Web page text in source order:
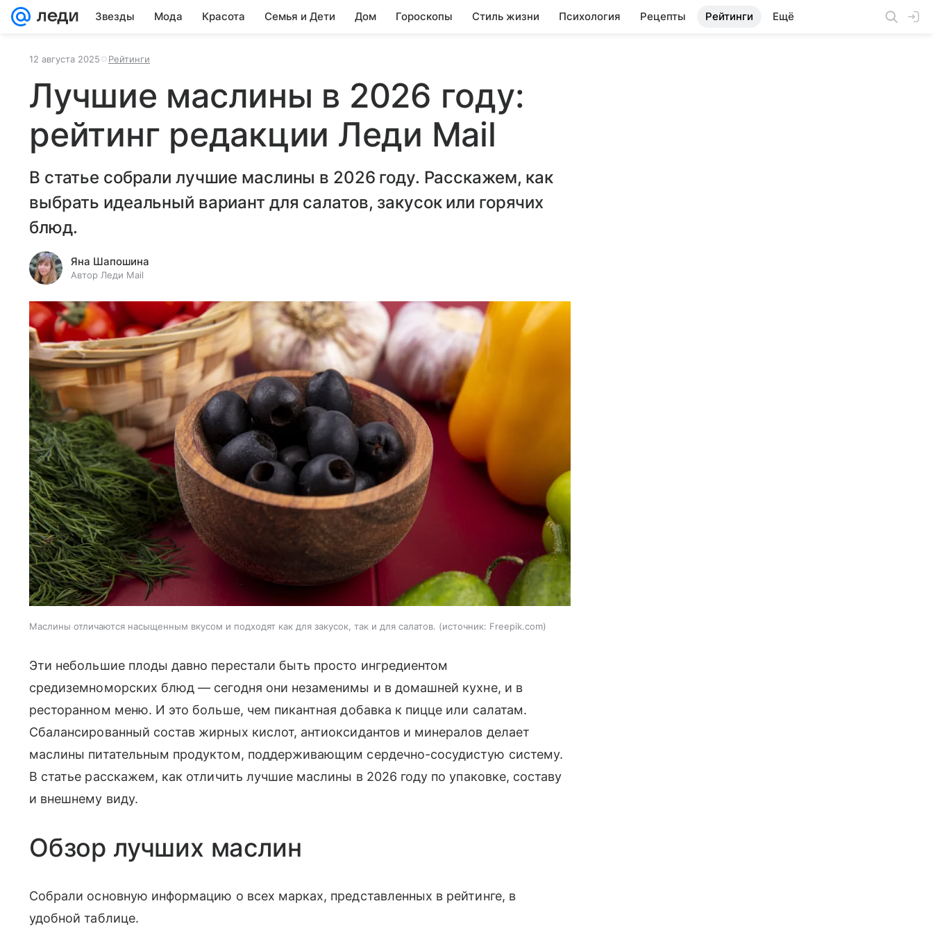
Звезды Мода Красота Семья и Дети Дом Гороскопы Стиль жизни Психология Рецепты Рейтинги Ещё
12 августа 2025 Рейтинги
Лучшие маслины в 2026 году:
рейтинг редакции Леди Mail
В статье собрали лучшие маслины в 2026 году. Расскажем, как
выбрать идеальный вариант для салатов, закусок или горячих
блюд.
Яна Шапошина
Автор Леди Mail
Маслины отличаются насыщенным вкусом и подходят как для закусок, так и для салатов. источник: Freepik.com
Эти небольшие плоды давно перестали быть просто ингредиентом
средиземноморских блюд — сегодня они незаменимы и в домашней кухне, и в
ресторанном меню. И это больше, чем пикантная добавка к пицце или салатам.
Сбалансированный состав жирных кислот, антиоксидантов и минералов делает
маслины питательным продуктом, поддерживающим сердечно-сосудистую систему.
В статье расскажем, как отличить лучшие маслины в 2026 году по упаковке, составу
и внешнему виду.
Обзор лучших маслин
Собрали основную информацию о всех марках, представленных в рейтинге, в
удобной таблице.